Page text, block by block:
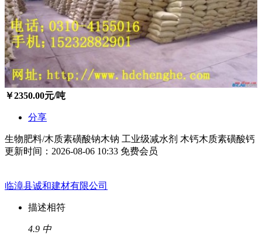
￥2350.00元/吨
分享
生物肥料/木质素磺酸钠木钠 工业级减水剂 木钙木质素磺酸钙
更新时间：2026-08-06 10:33 免费会员
临漳县诚和建材有限公司
描述相符
4.9 中